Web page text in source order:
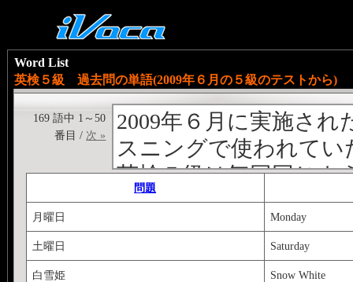
Word List
英検５級 過去問の単語(2009年６月の５級のテストから)
2009年６月に実施さ
スニングで使われて
英検５級は毎回同じよ
から英検を受けよう
中学１～２年生で使い
ので、学校でやった
169 語中 1～50
番目 / 次 »
問題
月曜日 Monday
土曜日 Saturday
白雪姫 Snow White